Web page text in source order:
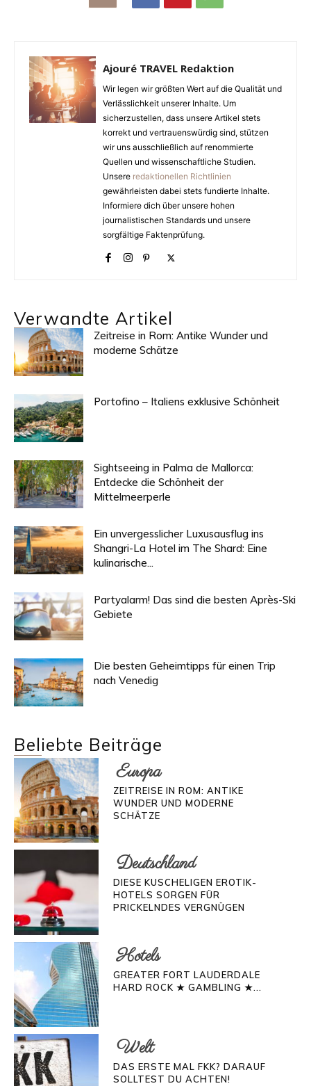
Ajouré TRAVEL Redaktion
Wir legen wir größten Wert auf die Qualität und
Verlässlichkeit unserer Inhalte. Um
sicherzustellen, dass unsere Artikel stets
korrekt und vertrauenswürdig sind, stützen
wir uns ausschließlich auf renommierte
Quellen und wissenschaftliche Studien.
Unsere redaktionellen Richtlinien
gewährleisten dabei stets fundierte Inhalte.
Informiere dich über unsere hohen
journalistischen Standards und unsere
sorgfältige Faktenprüfung.
Verwandte Artikel
Zeitreise in Rom: Antike Wunder und
moderne Schätze
Portofino – Italiens exklusive Schönheit
Sightseeing in Palma de Mallorca:
Entdecke die Schönheit der
Mittelmeerperle
Ein unvergesslicher Luxusausflug ins
Shangri-La Hotel im The Shard: Eine
kulinarische...
Partyalarm! Das sind die besten Après-Ski
Gebiete
Die besten Geheimtipps für einen Trip
nach Venedig
Beliebte Beiträge
Europa
ZEITREISE IN ROM: ANTIKE
WUNDER UND MODERNE
SCHÄTZE
Deutschland
DIESE KUSCHELIGEN EROTIK-
HOTELS SORGEN FÜR
PRICKELNDES VERGNÜGEN
Hotels
GREATER FORT LAUDERDALE
HARD ROCK ★ GAMBLING ★...
Welt
DAS ERSTE MAL FKK? DARAUF
SOLLTEST DU ACHTEN!